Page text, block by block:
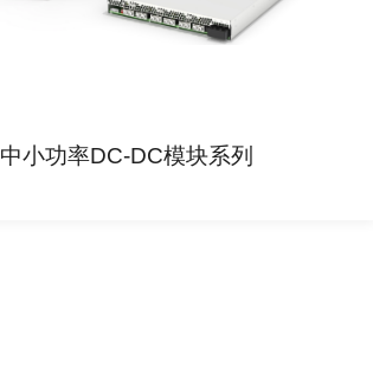
中小功率DC-DC模块系列